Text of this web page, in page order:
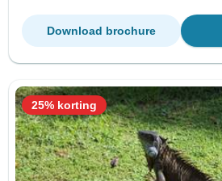
Download brochure
25% korting